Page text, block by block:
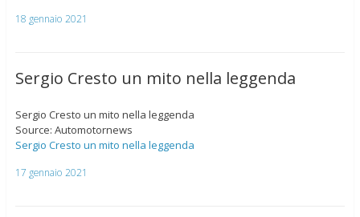
18 gennaio 2021
Sergio Cresto un mito nella leggenda
Sergio Cresto un mito nella leggenda
Source: Automotornews
Sergio Cresto un mito nella leggenda
17 gennaio 2021